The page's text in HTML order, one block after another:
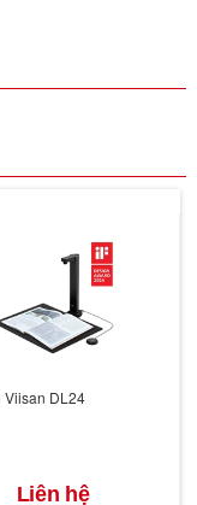
Viisan DL24
Liên hệ